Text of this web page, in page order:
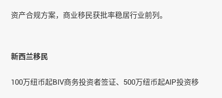
资产合规方案，商业移民获批率稳居行业前列。
新西兰移民
100万纽币起BIV商务投资者签证、500万纽币起AIP投资移